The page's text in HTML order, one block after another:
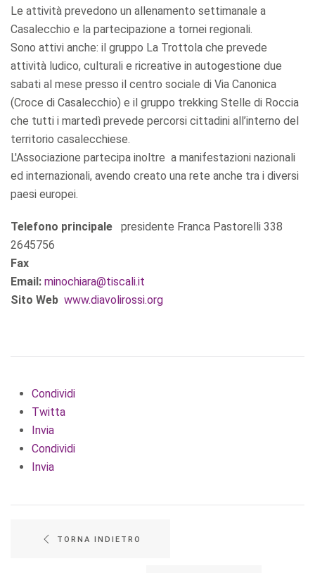
Le attività prevedono un allenamento settimanale a
Casalecchio e la partecipazione a tornei regionali.
Sono attivi anche: il gruppo La Trottola che prevede
attività ludico, culturali e ricreative in autogestione due
sabati al mese presso il centro sociale di Via Canonica
(Croce di Casalecchio) e il gruppo trekking Stelle di Roccia
che tutti i martedì prevede percorsi cittadini all’interno del
territorio casalecchiese.
L'Associazione partecipa inoltre a manifestazioni nazionali
ed internazionali, avendo creato una rete anche tra i diversi
paesi europei.
Telefono principale presidente Franca Pastorelli 338
2645756
Fax
Email: minochiara@tiscali.it
Sito Web www.diavolirossi.org
Condividi
Twitta
Invia
Condividi
Invia
TORNA INDIETRO